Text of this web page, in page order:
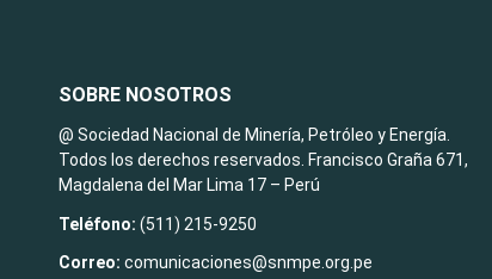
SOBRE NOSOTROS
@ Sociedad Nacional de Minería, Petróleo y Energía.
Todos los derechos reservados. Francisco Graña 671,
Magdalena del Mar Lima 17 – Perú
Teléfono: (511) 215-9250
Correo:comunicaciones@snmpe.org.pe